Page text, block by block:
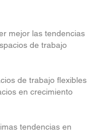
mejor las tendencias
de trabajo
de trabajo flexibles
en crecimiento
tendencias en